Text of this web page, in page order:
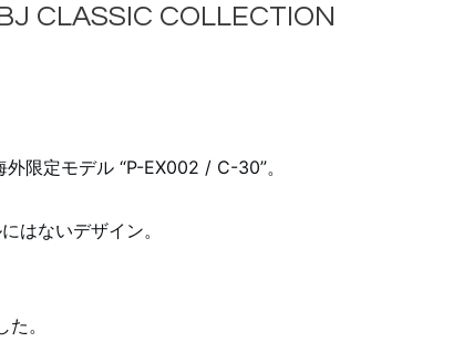
CLASSIC COLLECTION
限定モデル “P-EX002 / C-30”。
はないデザイン。
。